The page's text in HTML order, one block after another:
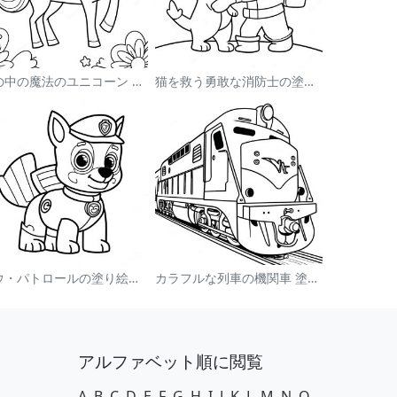
虹の中の魔法のユニコーン 塗り絵 猫を救う勇敢な消防士の塗り絵
パウ・パトロールの塗り絵：チェイス カラフルな列車の機関車 塗り絵
アルファベット順に閲覧